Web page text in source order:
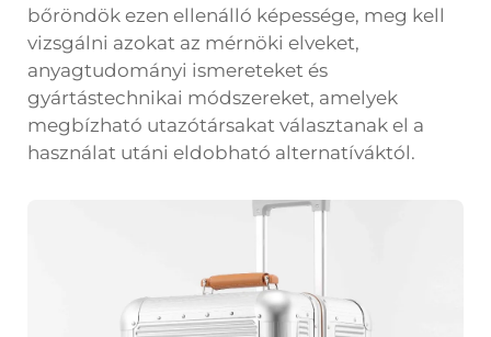
bőröndök ezen ellenálló képessége, meg kell
vizsgálni azokat az mérnöki elveket,
anyagtudományi ismereteket és
gyártástechnikai módszereket, amelyek
megbízható utazótársakat választanak el a
használat utáni eldobható alternatíváktól.